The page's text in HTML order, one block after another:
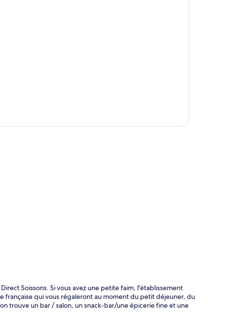
Soissons. Si vous avez une petite faim, l'établissement
française qui vous régaleront au moment du petit déjeuner, du
trouve un bar / salon, un snack-bar/une épicerie fine et une